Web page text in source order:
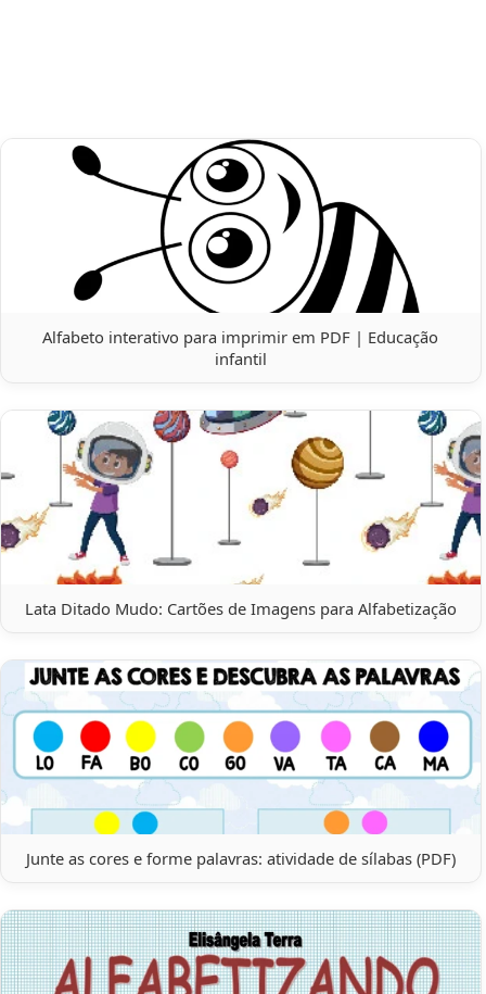
Alfabeto interativo para imprimir em PDF | Educação
infantil
Lata Ditado Mudo: Cartões de Imagens para Alfabetização
Junte as cores e forme palavras: atividade de sílabas (PDF)